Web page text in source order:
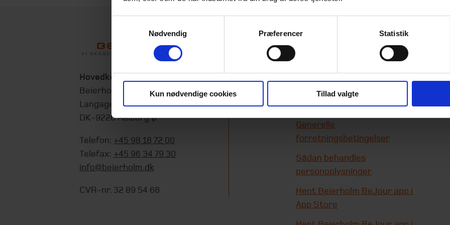
Nødvendig
Præferencer Statistik
Kun nødvendige cookies Tillad valgte
Hovedkontor
Beierholm
Langagervej 1
DK-9220 Aalborg Ø
Telefon: +45 98 18 72 00
Telefax: +45 96 34 79 30
info@beierholm.dk
CVR-nr. 32 89 54 68
Beierholms
Cookie-information
Generelle
forretningsbetingelser
Sådan behandles
personoplysninger
Hent Beierholm BeJour app i
App Store